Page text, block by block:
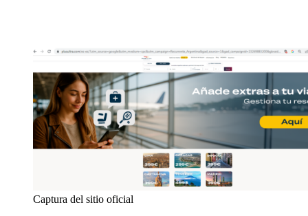
Captura del sitio oficial